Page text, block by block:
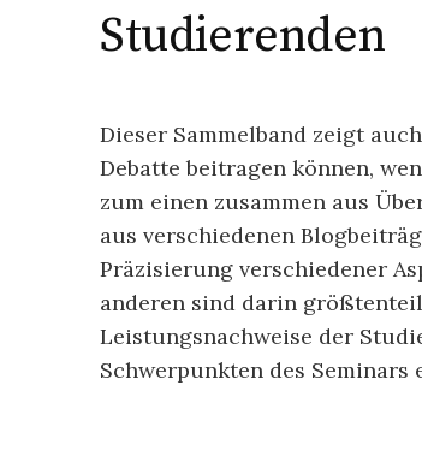
Studierenden
Dieser Sammelband zeigt
Debatte beitragen können,
zum einen zusammen aus
aus verschiedenen
Präzisierung verschiedener
anderen sind darin
Leistungsnachweise der
Schwerpunkten des Seminars